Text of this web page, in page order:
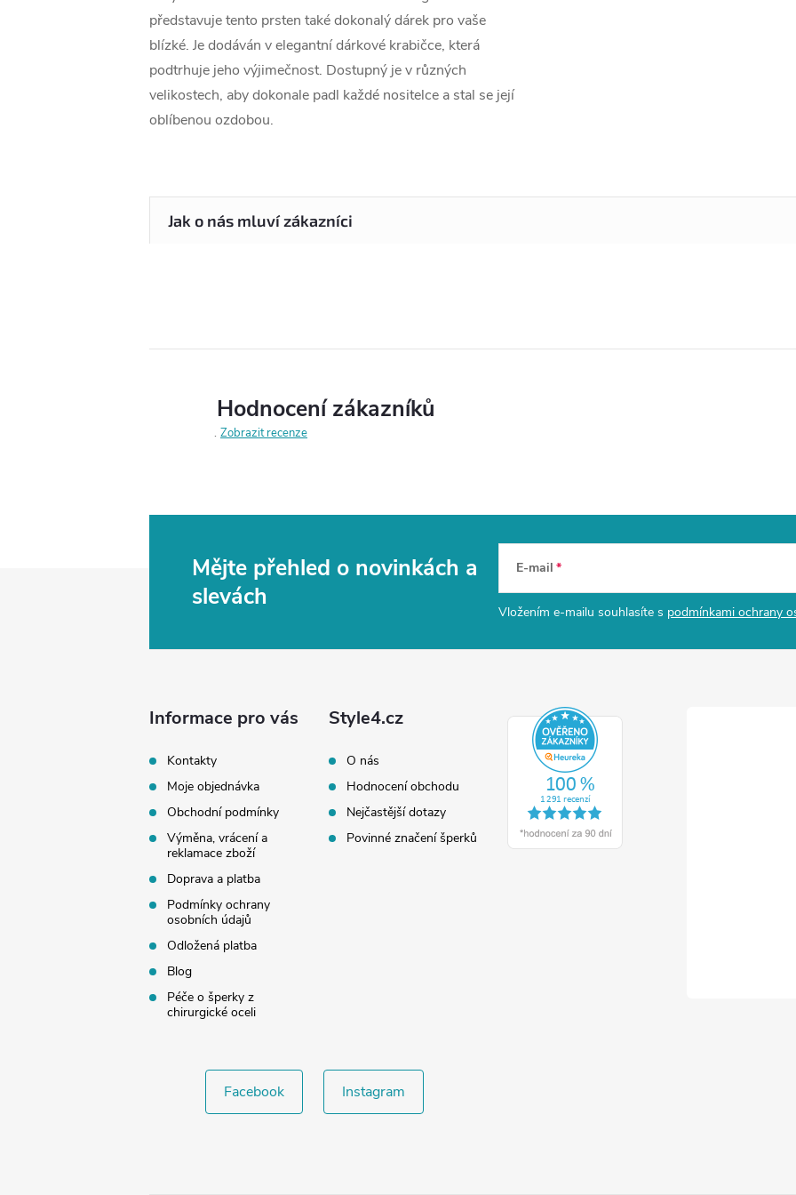
představuje tento prsten také dokonalý dárek pro vaše
blízké. Je dodáván v elegantní dárkové krabičce, která
podtrhuje jeho výjimečnost. Dostupný je v různých
velikostech, aby dokonale padl každé nositelce a stal se její
oblíbenou ozdobou.
Hodnocení zákazníků
Zobrazit recenze
Mějte přehled o novinkách a
slevách
E-mail
Vložením e-mailu souhlasíte s podmínkami ochrany
Informace pro vás
Kontakty
Moje objednávka
Obchodní podmínky
Výměna, vrácení a
reklamace zboží
Doprava a platba
Podmínky ochrany
osobních údajů
Odložená platba
Blog
Péče o šperky z
chirurgické oceli
Style4.cz
O nás
Hodnocení obchodu
Nejčastější dotazy
Povinné značení šperků
Facebook Instagram